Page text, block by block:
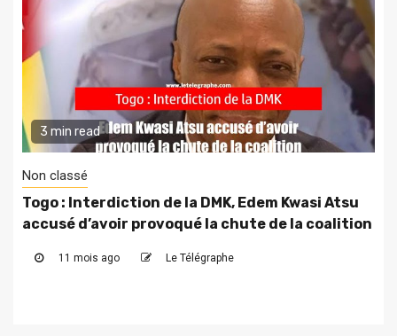
3 min read
Non classé
Togo : Interdiction de la DMK, Edem Kwasi Atsu
accusé d’avoir provoqué la chute de la coalition
11 mois ago Le Télégraphe